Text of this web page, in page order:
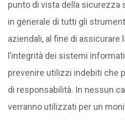
punto di vista della sicurezza
in generale di tutti gli
aziendali, al fine di assicurare
l’integrità dei sistemi
prevenire utilizzi indebiti che
di responsabilità. In nessun
verranno utilizzati per un